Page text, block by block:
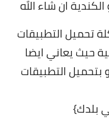
ان شاء الله
تحميل التطبيقات
حيث يعاني ايضا
التطبيقات
بلدك}